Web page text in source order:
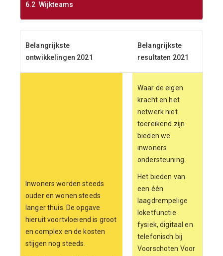
6.2 Wijkteams
Belangrijkste
ontwikkelingen 2021
Belangrijkste
resultaten 2021
Inwoners worden steeds
ouder en wonen steeds
langer thuis. De opgave
hieruit voortvloeiend is groot
en complex en de kosten
stijgen nog steeds.
Waar de eigen
kracht en het
netwerk niet
toereikend zijn
bieden we
inwoners
ondersteuning.
Het bieden van
een één
laagdrempelige
loketfunctie
fysiek, digitaal en
telefonisch bij
Voorschoten Voor